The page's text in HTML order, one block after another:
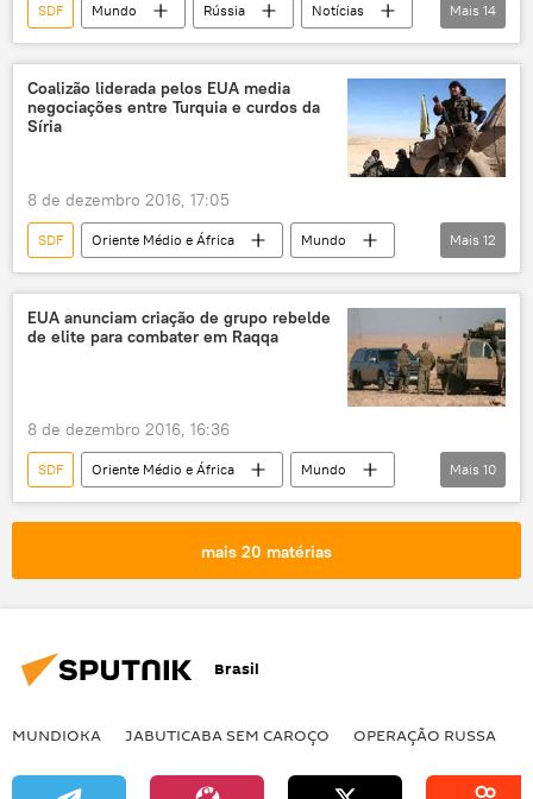
SDF Mundo Rússia
Notícias
Síria
Turquia
Damasco
Rússia Unida
Molodaya Gvardiya
Guarda Jovem
YPG
Daesh
ajuda humanitária
campanha
Mais 14
Coalizão liderada pelos EUA media
negociações entre Turquia e curdos da
Síria
8 de dezembro 2016, 17:05
SDF Oriente Médio e África
Mundo
Notícias
Turquia
Curdistão sírio
Raqqa
Manbij YPG
PKK
Daesh
Estado Islâmico
curdos
Mais 12
EUA anunciam criação de grupo rebelde
de elite para combater em Raqqa
8 de dezembro 2016, 16:36
SDF Oriente Médio e África
Mundo
Notícias
Síria
Raqqa
Estado Islâmico
ISIS
Inherent Resolve
EUA
Mais 10
mais 20 matérias
Brasil
MUNDIOKA JABUTICABA SEM CAROÇO OPERAÇÃO RUSSA